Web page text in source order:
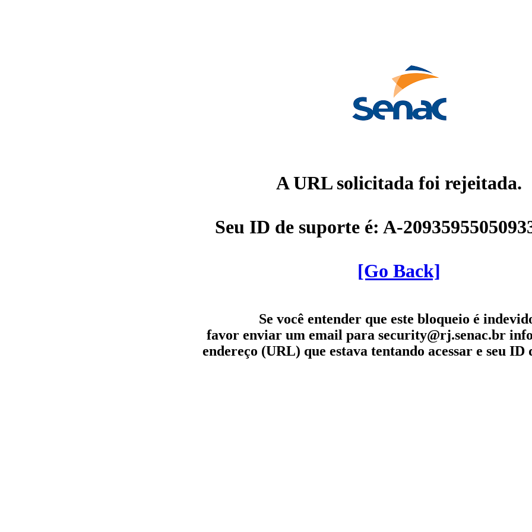
A URL solicitada foi rejeitada.
Seu ID de suporte é: A-
[Go Back]
Se você entender que este bloqueio é
favor enviar um email para security@rj.senac.br
endereço (URL) que estava tentando acessar e seu ID